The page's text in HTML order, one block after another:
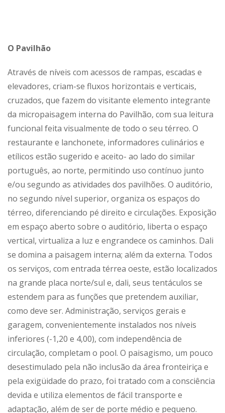
O Pavilhão
Através de níveis com acessos de rampas, escadas e
elevadores, criam-se fluxos horizontais e verticais,
cruzados, que fazem do visitante elemento integrante
da micropaisagem interna do Pavilhão, com sua leitura
funcional feita visualmente de todo o seu térreo. O
restaurante e lanchonete, informadores culinários e
etílicos estão sugerido e aceito- ao lado do similar
português, ao norte, permitindo uso contínuo junto
e/ou segundo as atividades dos pavilhões. O auditório,
no segundo nível superior, organiza os espaços do
térreo, diferenciando pé direito e circulações. Exposição
em espaço aberto sobre o auditório, liberta o espaço
vertical, virtualiza a luz e engrandece os caminhos. Dali
se domina a paisagem interna; além da externa. Todos
os serviços, com entrada térrea oeste, estão localizados
na grande placa norte/sul e, dali, seus tentáculos se
estendem para as funções que pretendem auxiliar,
como deve ser. Administração, serviços gerais e
garagem, convenientemente instalados nos níveis
inferiores (-1,20 e 4,00), com independência de
circulação, completam o pool. O paisagismo, um pouco
desestimulado pela não inclusão da área fronteiriça e
pela exigüidade do prazo, foi tratado com a consciência
devida e utiliza elementos de fácil transporte e
adaptação, além de ser de porte médio e pequeno.